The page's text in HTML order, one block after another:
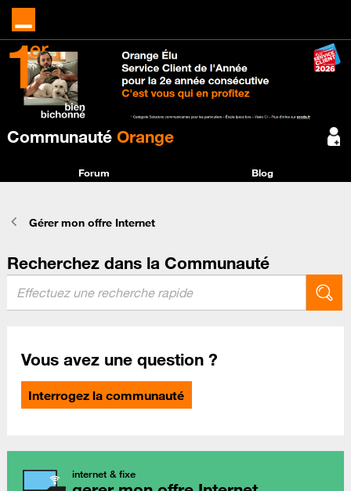
Communauté Orange
Forum Blog
Gérer mon offre Internet
Recherchez dans la Communauté
Vous avez une question ?
Interrogez la communauté
internet & fixe